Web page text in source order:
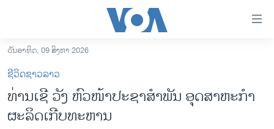
ເຂົ້າ
ຫາ
ຂ້າມ
ຂ້າມ
ຂ້າມ
ລາວ
ອາເມຣິກາ
ວັນອາທິດ, 09 ສິງຫາ 2026
ຊີວິດຊາວລາວ
ທ່ານເຊີ ວັງ ຫົວໜ້າປະຊາສຳພັນ ອຸດສາຫະກຳ
ຜະລິດເກີບທະຫານ